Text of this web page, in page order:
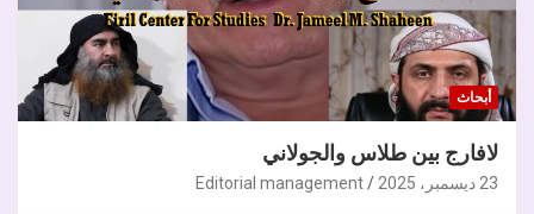
أبحاث
لافارج بين طلاس والجولاني
23 ديسمبر، 2025 Editorial management